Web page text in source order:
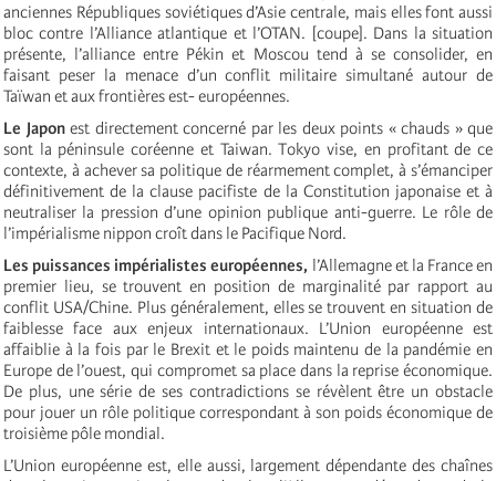
anciennes Républiques soviétiques d’Asie centrale, mais elles font aussi
bloc contre l’Alliance atlantique et l’OTAN. [coupe]. Dans la situation
présente, l’alliance entre Pékin et Moscou tend à se consolider, en
faisant peser la menace d’un conflit militaire simultané autour de
Taïwan et aux frontières est- européennes.
Le Japonest directement concerné par les deux points « chauds » que
sont la péninsule coréenne et Taiwan. Tokyo vise, en profitant de ce
contexte, à achever sa politique de réarmement complet, à s’émanciper
définitivement de la clause pacifiste de la Constitution japonaise et à
neutraliser la pression d’une opinion publique anti-guerre. Le rôle de
l’impérialisme nippon croît dans le Pacifique Nord.
Les puissances impérialistes européennes, l’Allemagne et la France en
premier lieu, se trouvent en position de marginalité par rapport au
conflit USA/Chine. Plus généralement, elles se trouvent en situation de
faiblesse face aux enjeux internationaux. L’Union européenne est
affaiblie à la fois par le Brexit et le poids maintenu de la pandémie en
Europe de l’ouest, qui compromet sa place dans la reprise économique.
De plus, une série de ses contradictions se révèlent être un obstacle
pour jouer un rôle politique correspondant à son poids économique de
troisième pôle mondial.
L’Union européenne est, elle aussi, largement dépendante des chaînes